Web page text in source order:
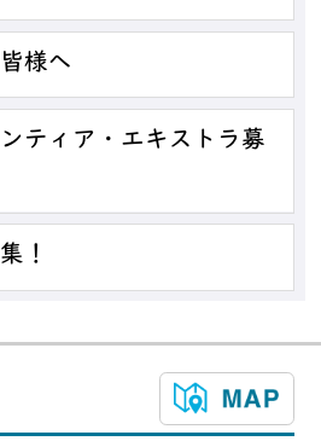
様へ
ティア・エキストラ募
！